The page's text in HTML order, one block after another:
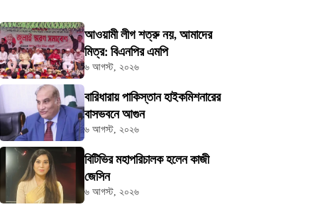
আওয়ামী লীগ শত্রু নয়, আমাদের
মিত্র: বিএনপির এমপি
৬ আগস্ট, ২০২৬
বারিধারায় পাকিস্তান হাইকমিশনারের
বাসভবনে আগুন
৬ আগস্ট, ২০২৬
বিটিভির মহাপরিচালক হলেন কাজী
জেসিন
৬ আগস্ট, ২০২৬